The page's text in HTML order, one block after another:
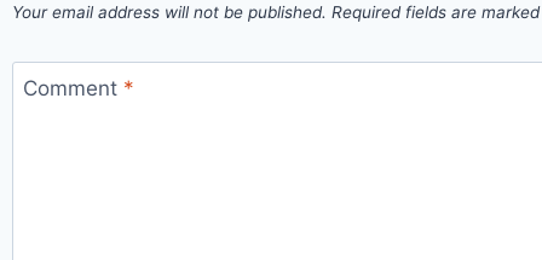
Your email address will not be published. Required fields are marked
Comment *